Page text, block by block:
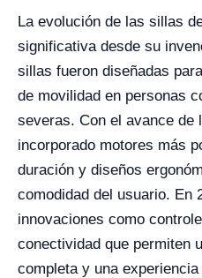
La evolución de las sillas
significativa desde su
sillas fueron diseñadas
de movilidad en personas
severas. Con el avance de
incorporado motores más
duración y diseños
comodidad del usuario. En
innovaciones como
conectividad que permiten
completa y una